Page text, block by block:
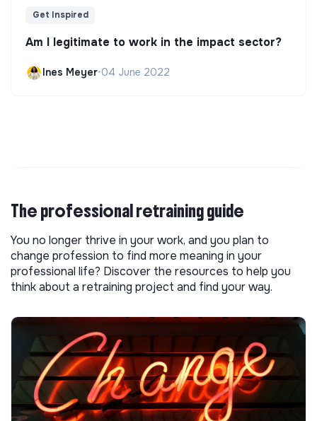
Get Inspired
Am I legitimate to work in the impact sector?
Ines Meyer•04 June 2022
The professional retraining guide
You no longer thrive in your work, and you plan to
change profession to find more meaning in your
professional life? Discover the resources to help you
think about a retraining project and find your way.